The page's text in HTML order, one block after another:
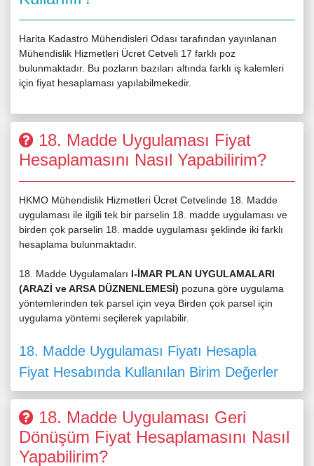
Harita Kadastro Mühendisleri Odası tarafından yayınlanan
Mühendislik Hizmetleri Ücret Cetveli 17 farklı poz
bulunmaktadır. Bu pozların bazıları altında farklı iş kalemleri
için fiyat hesaplaması yapılabilmekedir.
18. Madde Uygulaması Fiyat
Hesaplamasını Nasıl Yapabilirim?
HKMO Mühendislik Hizmetleri Ücret Cetvelinde 18. Madde
uygulaması ile ilgili tek bir parselin 18. madde uygulaması ve
birden çok parselin 18. madde uygulaması şeklinde iki farklı
hesaplama bulunmaktadır.
18. Madde Uygulamaları I-İMAR PLAN UYGULAMALARI
(ARAZİ ve ARSA DÜZNENLEMESİ) pozuna göre uygulama
yöntemlerinden tek parsel için veya Birden çok parsel için
uygulama yöntemi seçilerek yapılabilir.
18. Madde Uygulaması Fiyatı Hesapla
Fiyat Hesabında Kullanılan Birim Değerler
18. Madde Uygulaması Geri
Dönüşüm Fiyat Hesaplamasını Nasıl
Yapabilirim?